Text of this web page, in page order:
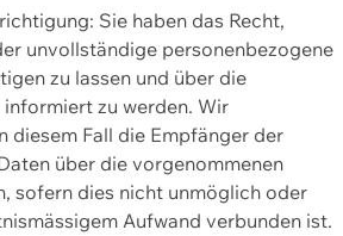
Sie haben das Recht,
unvollständige personenbezogene
zu lassen und über die
zu werden. Wir
diesem Fall die Empfänger der
über die vorgenommenen
sofern dies nicht unmöglich oder
Aufwand verbunden ist.